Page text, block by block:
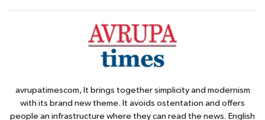
avrupatimescom, It brings together simplicity and modernism
with its brand new theme. It avoids ostentation and offers
people an infrastructure where they can read the news. English